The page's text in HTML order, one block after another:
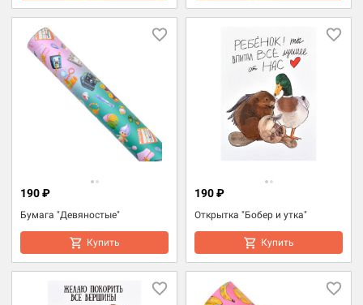
Бумага "Девяностые"
190 ₽
Купить
Открытка "Бобер и утка"
190 ₽
Купить